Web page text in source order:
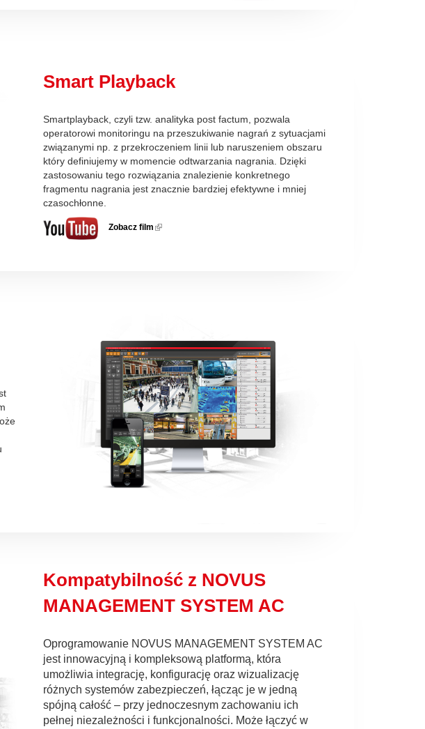
Smart Playback
Smartplayback, czyli tzw. analityka post factum, pozwala
operatorowi monitoringu na przeszukiwanie nagrań z sytuacjami
związanymi np. z przekroczeniem linii lub naruszeniem obszaru
który definiujemy w momencie odtwarzania nagrania. Dzięki
zastosowaniu tego rozwiązania znalezienie konkretnego
fragmentu nagrania jest znacznie bardziej efektywne i mniej
czasochłonne.
Zobacz film (link is
is
Kompatybilność z NOVUS
MANAGEMENT SYSTEM AC
Oprogramowanie NOVUS MANAGEMENT SYSTEM AC
jest innowacyjną i kompleksową platformą, która
umożliwia integrację, konfigurację oraz wizualizację
różnych systemów zabezpieczeń, łącząc je w jedną
spójną całość – przy jednoczesnym zachowaniu ich
pełnej niezależności i funkcjonalności. Może łączyć w